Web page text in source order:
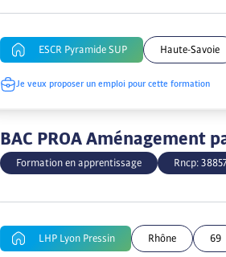
ESCR Pyramide SUP Haute-Savoie
Je veux proposer un emploi pour cette formation
BAC PROA Aménagement
Formation en apprentissage
Rncp:
LHP Lyon Pressin Rhône 69